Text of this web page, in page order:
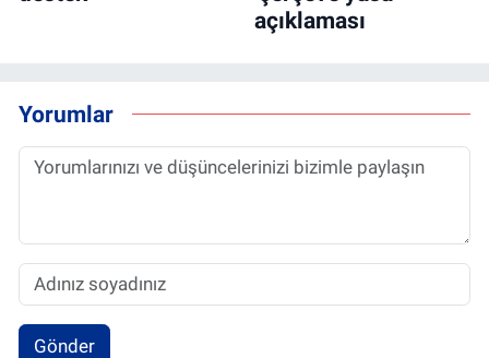
açıklaması
Yorumlar
Gönder